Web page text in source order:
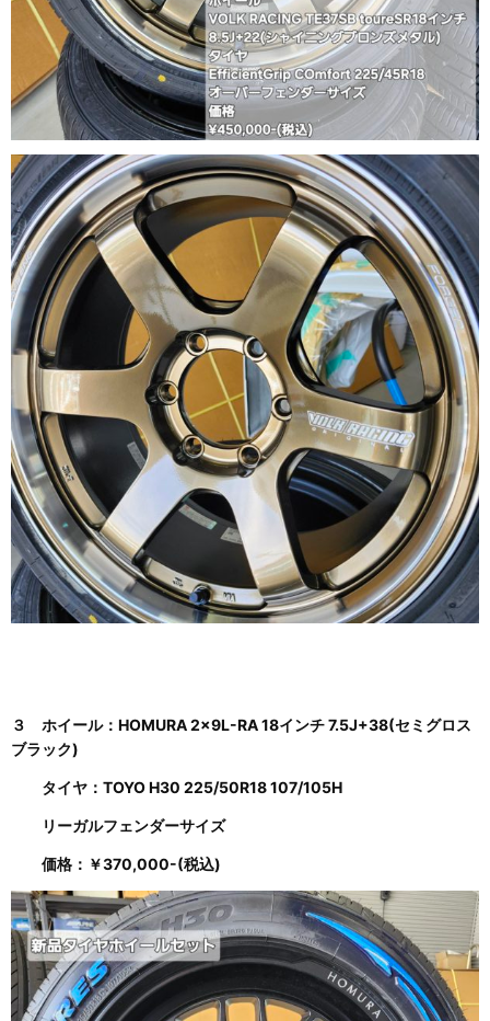
３ ホイール：HOMURA 2x9L-RA 18インチ 7.5J+38(セミグロス
ブラック)
タイヤ：TOYO H30 225/50R18 107/105H
リーガルフェンダーサイズ
価格：￥370,000-(税込)